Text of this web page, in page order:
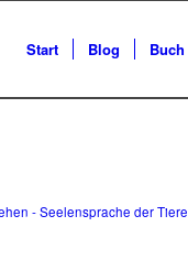
Start Blog Buch
- Seelensprache der Tiere